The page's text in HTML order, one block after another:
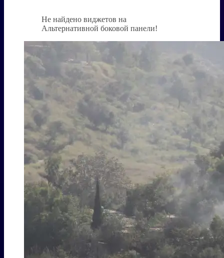
Не найдено виджетов на
Альтернативной боковой панели!